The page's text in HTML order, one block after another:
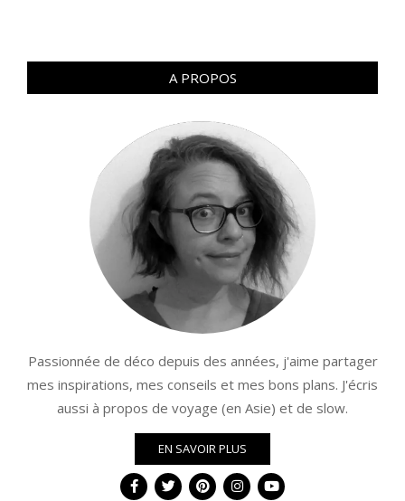
A PROPOS
Passionnée de déco depuis des années, j'aime partager
mes inspirations, mes conseils et mes bons plans. J'écris
aussi à propos de voyage (en Asie) et de slow.
EN SAVOIR PLUS